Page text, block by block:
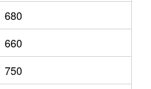
万円
万円
万円
680
660
750